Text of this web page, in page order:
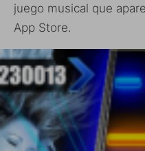
juego musical que
App Store.